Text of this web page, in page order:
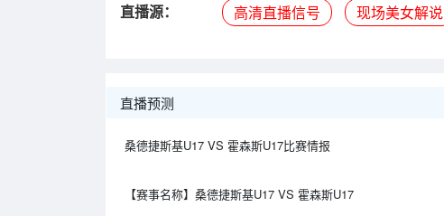
直播源： 高清直播信号 现场美女解说
直播预测
桑德捷斯基U17 VS 霍森斯U17比赛情报
【赛事名称】 桑德捷斯基U17 VS 霍森斯U17